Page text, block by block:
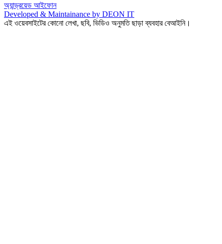
অ্যান্ড্রয়েড আইফোন
Developed & Maintainance by DEON IT
এই ওয়েবসাইটের কোনো লেখা, ছবি, ভিডিও অনুমতি ছাড়া ব্যবহার বেআইনি।